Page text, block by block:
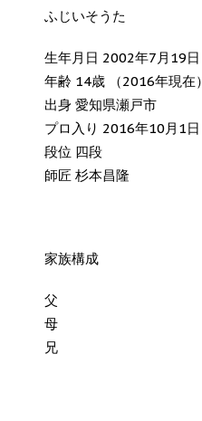
ふじいそうた
生年月日 2002年7月19日
年齢 14歳 （2016年現在）
出身 愛知県瀬戸市
プロ入り 2016年10月1日
段位 四段
師匠 杉本昌隆
家族構成
父
母
兄